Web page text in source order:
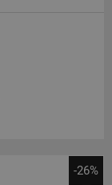
-26%